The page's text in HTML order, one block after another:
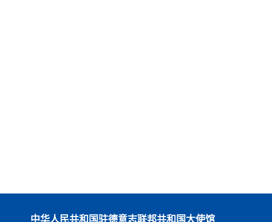
中华人民共和国驻德意志联邦共和国大使馆